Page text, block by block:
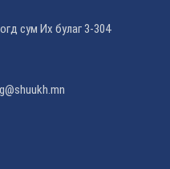
сум Их булаг 3-304